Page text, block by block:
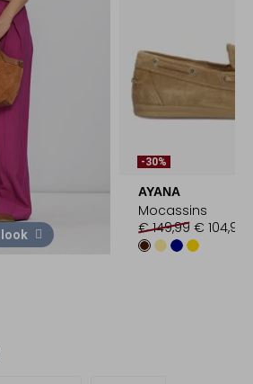
-30%
AYANA
Mocassins
€ 149,99 € 104,99